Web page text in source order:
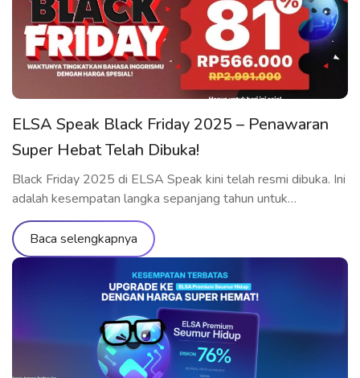
ELSA Speak Black Friday 2025 – Penawaran
Super Hebat Telah Dibuka!
Black Friday 2025 di ELSA Speak kini telah resmi dibuka. Ini
adalah kesempatan langka sepanjang tahun untuk
memperoleh paket belajar ELSA Premium dan ELSA Pro
dengan harga diskon yang belum pernah ada sebelumnya.
Jangan lewatkan kesempatan untuk menikmati seluruh fitur
premium, melatih pengucapan, dan berkomunikasi dalam
bahasa Inggris dengan standar internasional bersama ELSA.
Baca selengkapnya